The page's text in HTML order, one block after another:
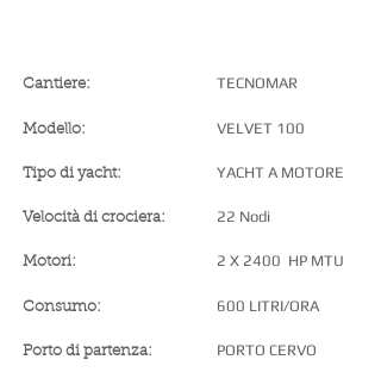
Tipo di yacht: YACHT A MOTORE
Cantiere: TECNOMAR
Modello: VELVET 100
Motori: 2 X 2400 HP MTU
Consumo: 600 LITRI/ORA
Velocità di crociera: 22 Nodi
Porto di partenza: PORTO CERVO